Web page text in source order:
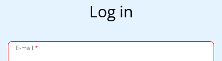
Log in
E-mail *